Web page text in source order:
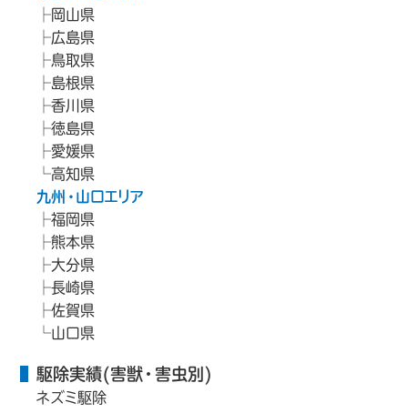
岡山県
広島県
鳥取県
島根県
香川県
徳島県
愛媛県
高知県
九州・山口エリア
福岡県
熊本県
大分県
長崎県
佐賀県
山口県
駆除実績(害獣・害虫別)
ネズミ駆除